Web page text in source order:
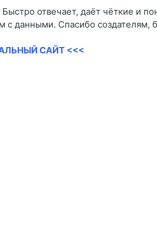
отвечает, даёт чёткие и
данными. Спасибо создателям,
САЙТ <<<